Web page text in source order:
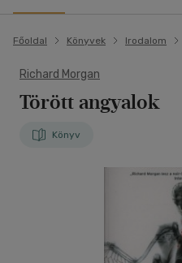
Főoldal Könyvek Irodalom
Richard Morgan
Törött angyalok
Könyv